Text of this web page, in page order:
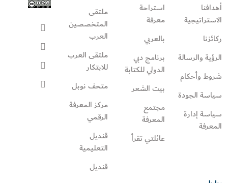
أهدافنا
الاستراتيجية
ركائزنا
الرؤية والرسالة
شروط وأحكام
سياسة الجودة
سياسة إدارة
المعرفة
استراحة
معرفة
بالعربي
برنامج دبي
الدولي للكتابة
بيت الشعر
مجتمع
المعرفة
عائلتي تقرأ‎
ملتقى
المتخصصين
العرب
ملتقى العرب
للابتكار
متحف نوبل
مركز المعرفة
الرقمي
قنديل
التعليمية
قنديل